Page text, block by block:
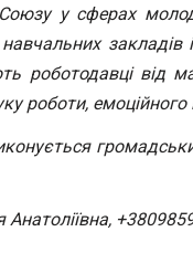
у сферах
роботодавці від
роботи, емоційного
,